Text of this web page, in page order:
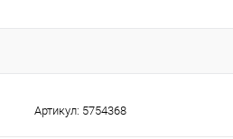
Артикул: 5754368